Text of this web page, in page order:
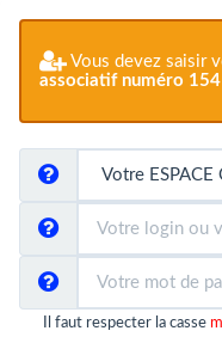
Vous devez saisir
associatif numéro
Il faut respecter la casse